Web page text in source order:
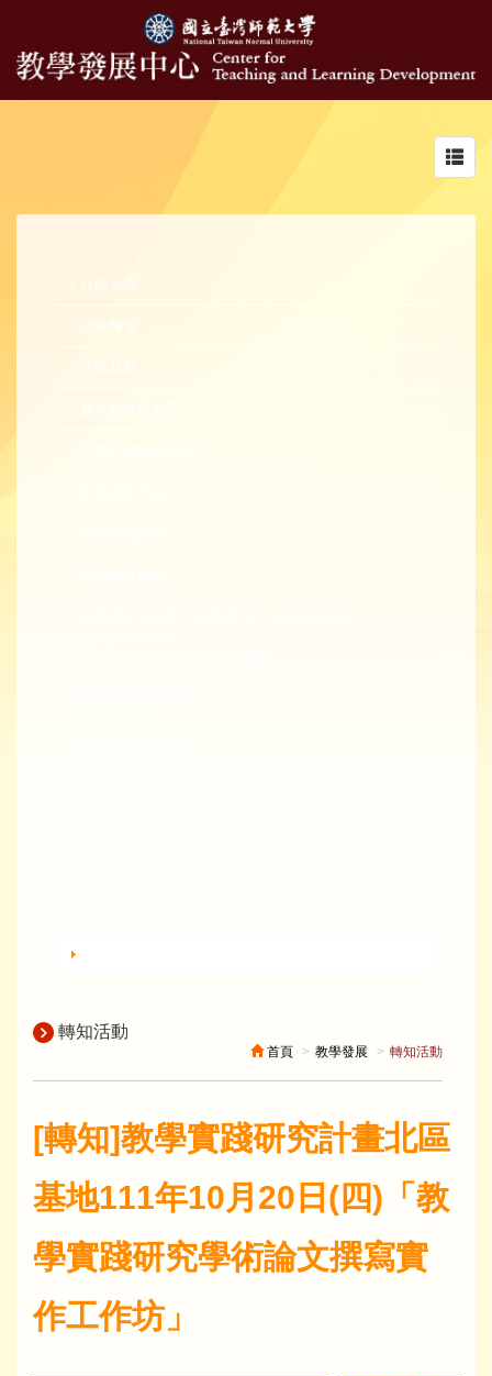
行政公告
活動報名
活動花絮
新進教師研習營
轉知活動
首頁 教學發展 轉知活動
[轉知]教學實踐研究計畫北區
基地111年10月20日(四)「教
學實踐研究學術論文撰寫實
作工作坊」